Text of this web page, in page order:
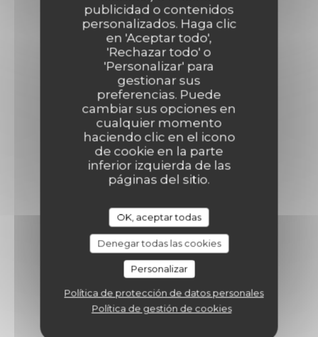
publicidad o contenidos
personalizados. Haga clic
en 'Aceptar todo',
'Rechazar todo' o
'Personalizar' para
gestionar sus
preferencias. Puede
cambiar sus opciones en
cualquier momento
haciendo clic en el icono
de cookie en la parte
inferior izquierda de las
páginas del sitio.
OK, aceptar todas
Denegar todas las cookies
Personalizar
Política de protección de datos personales
Política de gestión de cookies